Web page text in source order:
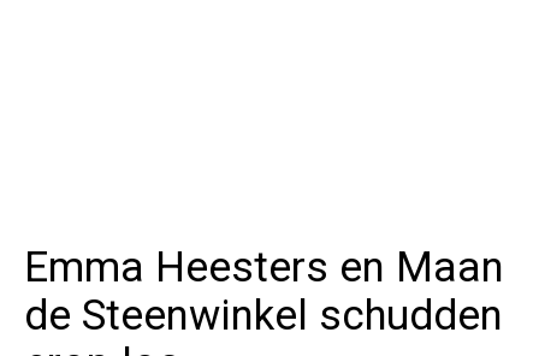
Emma Heesters en Maan
de Steenwinkel schudden